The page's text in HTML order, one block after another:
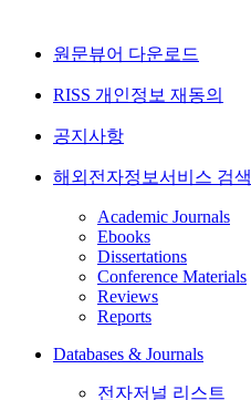
원문뷰어 다운로드
RISS 개인정보 재동의
공지사항
해외전자정보서비스 검색
Academic Journals
Ebooks
Dissertations
Conference Materials
Reviews
Reports
Databases & Journals
전자저널 리스트